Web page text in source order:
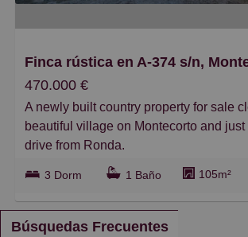
Finca rústica en A-374 s/n,
470.000 €
A newly built country property for sale close to the
beautiful village on Montecorto and
drive from Ronda.
The home is mostly on one level with a
the rear room. It needs finishing with
kitchen and bathroom furniture.
3 Dorm 1 Baño 105m²
Búsquedas Frecuentes